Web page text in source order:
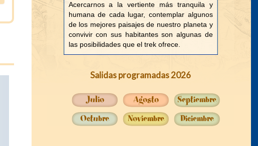
Acercarnos a la vertiente más tranquila y
humana de cada lugar, contemplar algunos
de los mejores paisajes de nuestro planeta y
convivir con sus habitantes son algunas de
las posibilidades que el trek ofrece.
Salidas programadas 2026
Julio Agosto
Septiembre
Octubre
Noviembre Diciembre